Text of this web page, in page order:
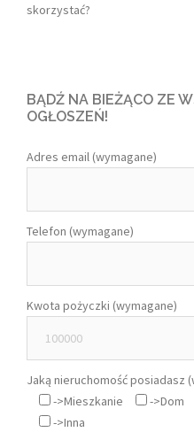
skorzystać?
BĄDŹ NA BIEŻĄCO ZE
OGŁOSZEŃ!
Adres email (wymagane)
Telefon (wymagane)
Kwota pożyczki (wymagane)
Jaką nieruchomość posiadasz
->Mieszkanie
->Dom
->Inna